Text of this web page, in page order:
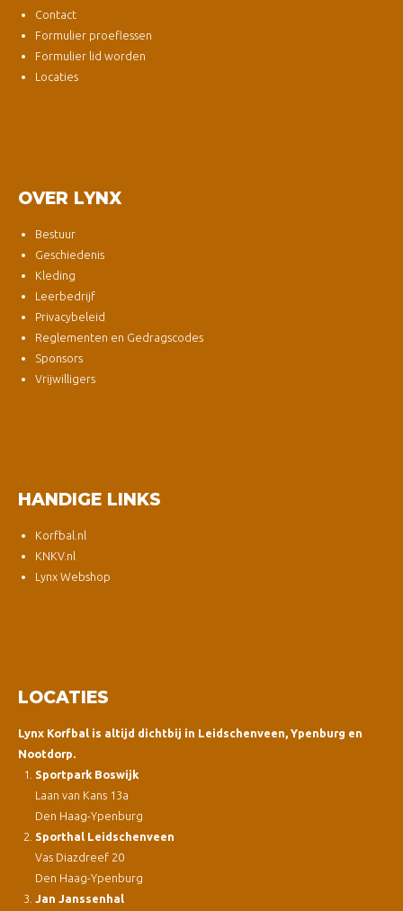
Contact
Formulier proeflessen
Formulier lid worden
Locaties
OVER LYNX
Bestuur
Geschiedenis
Kleding
Leerbedrijf
Privacybeleid
Reglementen en Gedragscodes
Sponsors
Vrijwilligers
HANDIGE LINKS
Korfbal.nl
KNKV.nl
Lynx Webshop
LOCATIES
Lynx Korfbal is altijd dichtbij in Leidschenveen, Ypenburg en
Nootdorp.
Sportpark Boswijk
Laan van Kans 13a
Den Haag-Ypenburg
Sporthal Leidschenveen
Vas Diazdreef 20
Den Haag-Ypenburg
Jan Janssenhal